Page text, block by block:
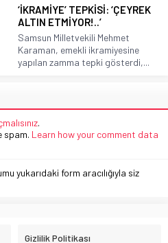
‘İKRAMİYE’ TEPKİSİ: ‘ÇEYREK
ALTIN ETMİYOR!..’
Samsun Milletvekili Mehmet
Karaman, emekli ikramiyesine
yapılan zamma tepki gösterdi,...
.
spam. Learn how your comment data
yukarıdaki form aracılığıyla siz
Gizlilik Politikası